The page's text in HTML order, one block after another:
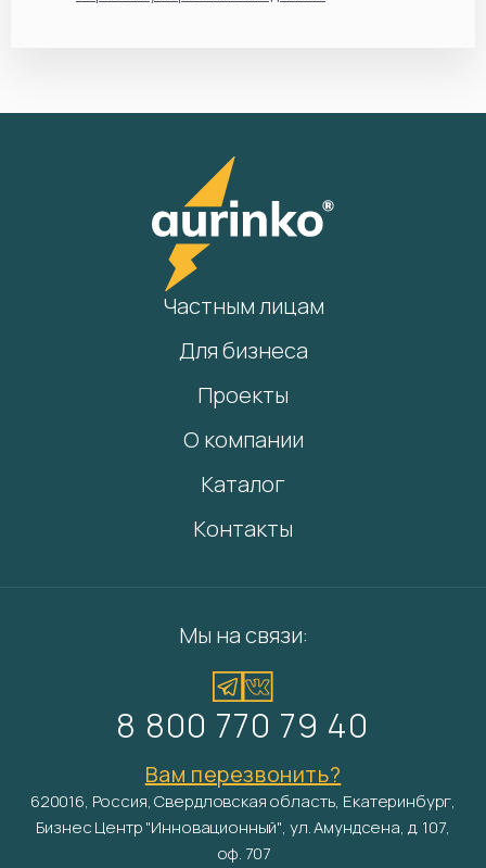
Частным лицам
Для бизнеса
Проекты
О компании
Каталог
Контакты
Мы на связи:
8 800 770 79 40
Вам перезвонить?
620016, Россия, Свердловская область, Екатеринбург,
Бизнес Центр "Инновационный", ул. Амундсена, д. 107,
оф. 707